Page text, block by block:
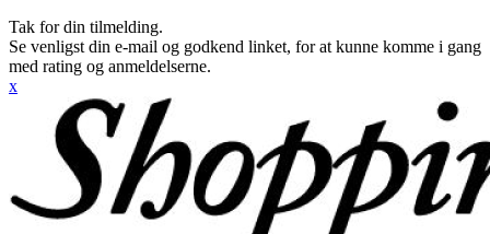
Tak for din tilmelding.
Se venligst din e-mail og godkend linket, for at kunne komme i gang
med rating og anmeldelserne.
x